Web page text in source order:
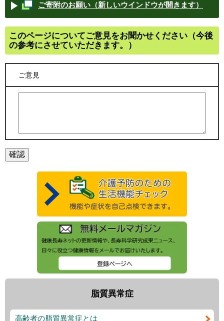
ご寄附のお願い（新しいウインドウが開きます）
このページについてご意見をお聞かせください（今後
の参考にさせていただきます。）
ご意見
脂質異常症
高齢者の脂質異常症とは